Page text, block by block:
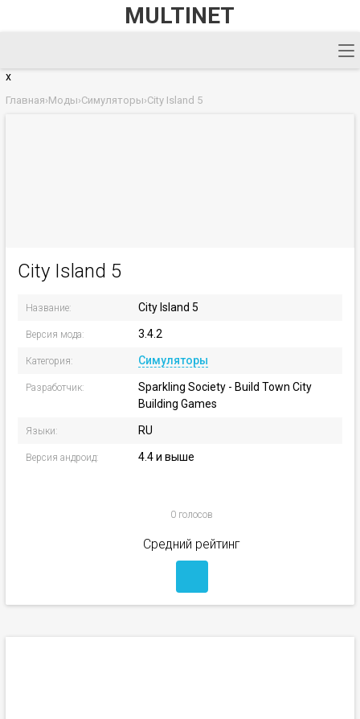
MULTINET
x
Главная›Моды›Симуляторы›City Island 5
City Island 5
Название: City Island 5
Версия мода: 3.4.2
Категория: Симуляторы
Разработчик:
Sparkling Society - Build Town City
Building Games
Языки: RU
Версия андроид: 4.4 и выше
0 голосов
Средний рейтинг